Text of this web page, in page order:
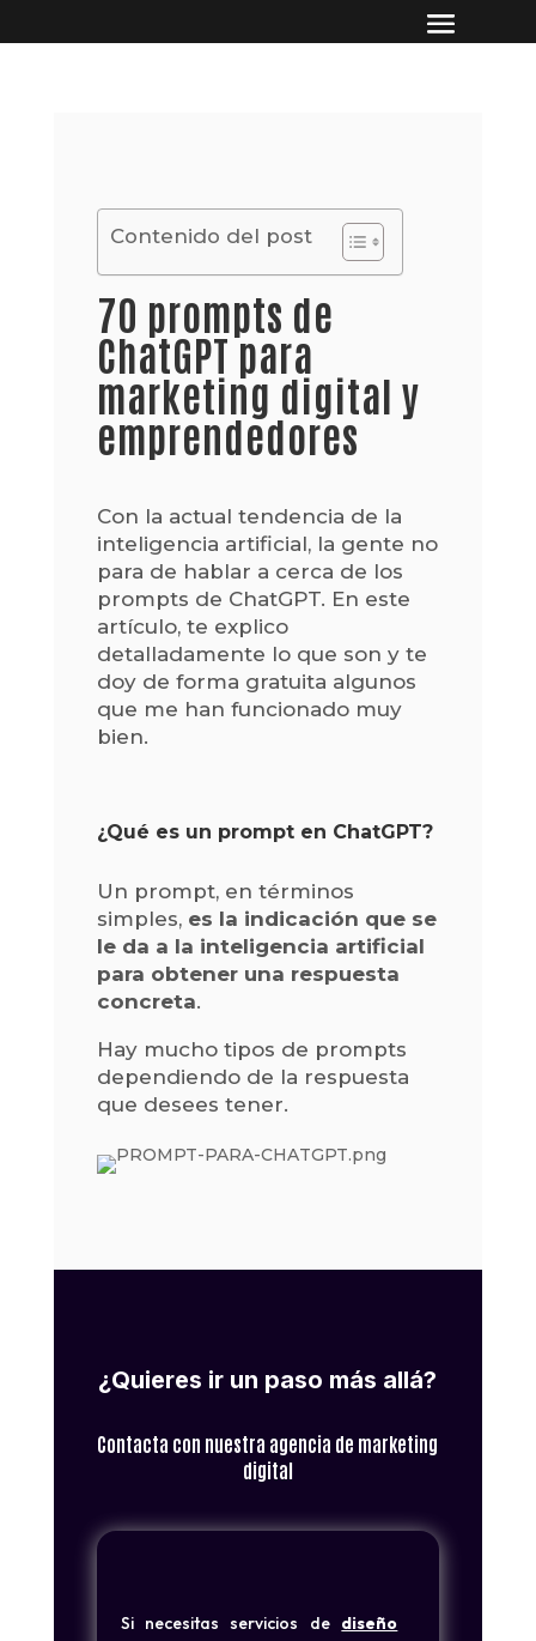
Contenido del post
70 prompts de
ChatGPT para
marketing digital y
emprendedores
Con la actual tendencia de la
inteligencia artificial, la gente no
para de hablar a cerca de los
prompts de ChatGPT. En este
artículo, te explico
detalladamente lo que son y te
doy de forma gratuita algunos
que me han funcionado muy
bien.
¿Qué es un prompt en ChatGPT?
Un prompt, en términos
simples, es la indicación que se
le da a la inteligencia artificial
para obtener una respuesta
concreta.
Hay mucho tipos de prompts
dependiendo de la respuesta
que desees tener.
¿Quieres ir un paso más allá?
Contacta con nuestra agencia de marketing
digital
Si necesitas servicios de diseño